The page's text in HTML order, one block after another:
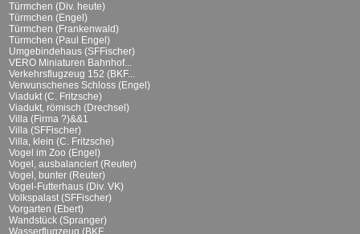
Türmchen (Div. heute)
Türmchen (Engel)
Türmchen (Frankenwald)
Türmchen (Paul Engel)
Umgebindehaus (SFFischer)
VERO Miniaturen Bahnhof...
Verkehrsflugzeug 152 (BKF...
Verwunschenes Schloss (Engel)
Viadukt (C. Fritzsche)
Viadukt, römisch (Drechsel)
Villa (Firma ?)&&1
Villa (SFFischer)
Villa, klein (C. Fritzsche)
Vogel im Zoo (Engel)
Vogel, ausbalanciert (Reuter)
Vogel, bunter (Reuter)
Vogel-Futterhaus (Div. VK)
Volkspalast (SFFischer)
Vorgarten (Ebert)
Wandstück (Spranger)
Wasserflugzeug (BKF